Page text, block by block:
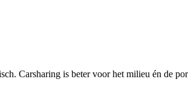
Carsharing is beter voor het milieu én de